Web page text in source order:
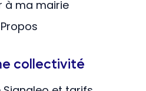
à ma mairie
collectivité